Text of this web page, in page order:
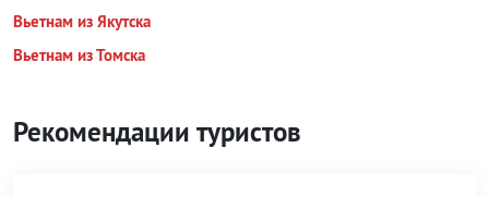
Вьетнам из Якутска
Вьетнам из Томска
Рекомендации туристов